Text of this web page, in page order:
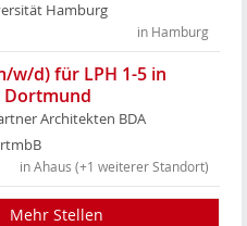
Hamburg
in Hamburg
w/d) für LPH 1-5 in
Dortmund
Architekten BDA
in Ahaus (+1 weiterer Standort)
Mehr Stellen